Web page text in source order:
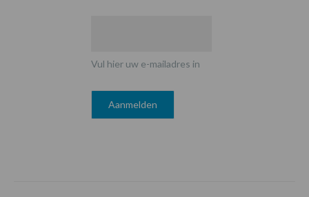
Vul hier uw e-mailadres in